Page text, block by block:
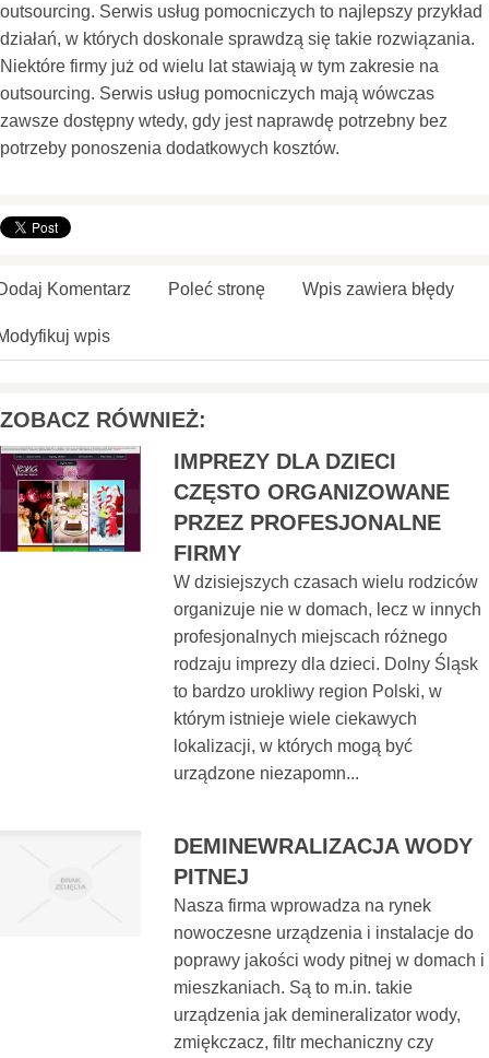
outsourcing. Serwis usług pomocniczych to najlepszy przykład
działań, w których doskonale sprawdzą się takie rozwiązania.
Niektóre firmy już od wielu lat stawiają w tym zakresie na
outsourcing. Serwis usług pomocniczych mają wówczas
zawsze dostępny wtedy, gdy jest naprawdę potrzebny bez
potrzeby ponoszenia dodatkowych kosztów.
Komentarz Poleć stronę Wpis zawiera błędy
wpis
ZOBACZ RÓWNIEŻ:
IMPREZY DLA DZIECI
CZĘSTO ORGANIZOWANE
PRZEZ PROFESJONALNE
FIRMY
W dzisiejszych czasach wielu rodziców
organizuje nie w domach, lecz w innych
profesjonalnych miejscach różnego
rodzaju imprezy dla dzieci. Dolny Śląsk
to bardzo urokliwy region Polski, w
którym istnieje wiele ciekawych
lokalizacji, w których mogą być
urządzone niezapomn...
DEMINEWRALIZACJA WODY
PITNEJ
Nasza firma wprowadza na rynek
nowoczesne urządzenia i instalacje do
poprawy jakości wody pitnej w domach i
mieszkaniach. Są to m.in. takie
urządzenia jak demineralizator wody,
zmiękczacz, filtr mechaniczny czy